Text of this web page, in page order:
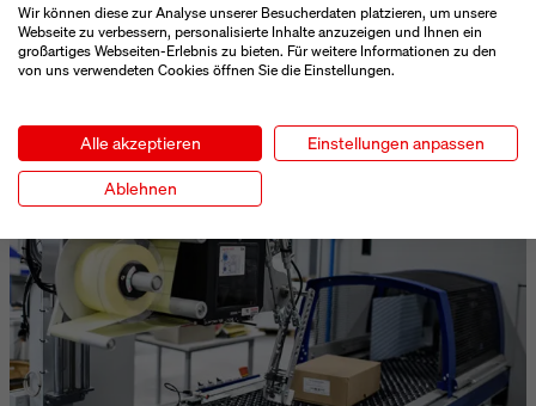
BEITRAG LESEN
Wir können diese zur Analyse unserer Besucherdaten platzieren, um unsere
Webseite zu verbessern, personalisierte Inhalte anzuzeigen und Ihnen ein
großartiges Webseiten-Erlebnis zu bieten. Für weitere Informationen zu den
von uns verwendeten Cookies öffnen Sie die Einstellungen.
Alle akzeptieren Einstellungen anpassen
Ablehnen